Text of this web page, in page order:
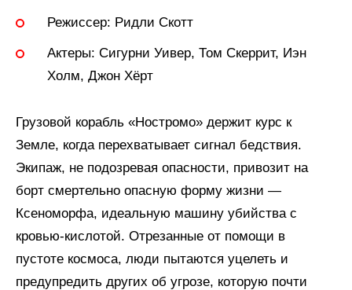
Режиссер: Ридли Скотт
Актеры: Сигурни Уивер, Том Скеррит, Иэн
Холм, Джон Хёрт
Грузовой корабль «Ностромо» держит курс к
Земле, когда перехватывает сигнал бедствия.
Экипаж, не подозревая опасности, привозит на
борт смертельно опасную форму жизни —
Ксеноморфа, идеальную машину убийства с
кровью-кислотой. Отрезанные от помощи в
пустоте космоса, люди пытаются уцелеть и
предупредить других об угрозе, которую почти